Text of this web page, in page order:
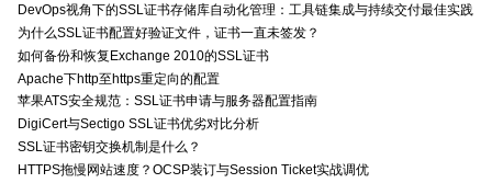
DevOps视角下的SSL证书存储库自动化管理：工具链集成与持续交付最佳实践
为什么SSL证书配置好验证文件，证书一直未签发？
如何备份和恢复Exchange 2010的SSL证书
Apache下http至https重定向的配置
苹果ATS安全规范：SSL证书申请与服务器配置指南
DigiCert与Sectigo SSL证书优劣对比分析
SSL证书密钥交换机制是什么？
HTTPS拖慢网站速度？OCSP装订与Session Ticket实战调优